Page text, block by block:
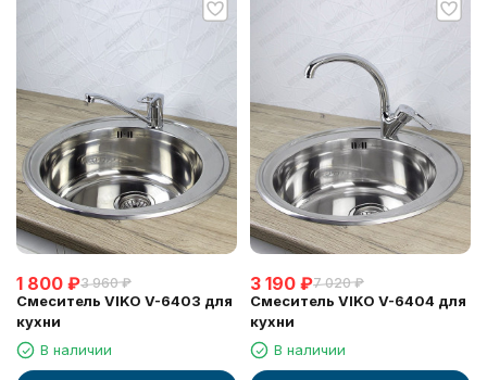
1 800 ₽3 960 ₽
Смеситель VIKO V-6403 для
кухни
В наличии
3 190 ₽7 020 ₽
Смеситель VIKO V-6404 для
кухни
В наличии